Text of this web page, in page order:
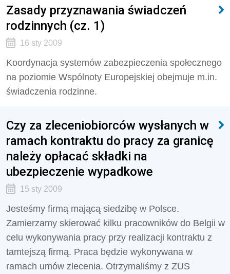
Zasady przyznawania świadczeń
rodzinnych (cz. 1)
16 sty 2009
Koordynacja systemów zabezpieczenia społecznego
na poziomie Wspólnoty Europejskiej obejmuje m.in.
świadczenia rodzinne.
Czy za zleceniobiorców wysłanych w
ramach kontraktu do pracy za granicę
należy opłacać składki na
ubezpieczenie wypadkowe
15 sty 2009
Jesteśmy firmą mającą siedzibę w Polsce.
Zamierzamy skierować kilku pracowników do Belgii w
celu wykonywania pracy przy realizacji kontraktu z
tamtejszą firmą. Praca będzie wykonywana w
ramach umów zlecenia. Otrzymaliśmy z ZUS